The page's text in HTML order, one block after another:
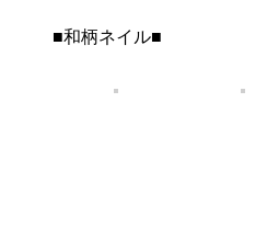
■和柄ネイル■